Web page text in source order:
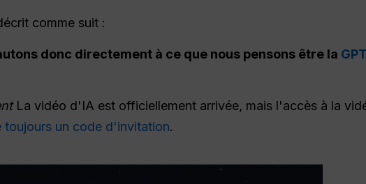
comme suit :
donc directement à ce que nous pensons être la
La vidéo d'IA est officiellement arrivée, mais l'accès à la
toujours un code d'invitation.